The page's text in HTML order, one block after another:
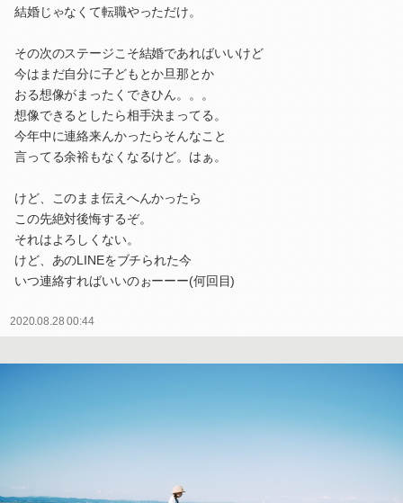
結婚じゃなくて転職やっただけ。
その次のステージこそ結婚であればいいけど
今はまだ自分に子どもとか旦那とか
おる想像がまったくできひん。。。
想像できるとしたら相手決まってる。
今年中に連絡来んかったらそんなこと
言ってる余裕もなくなるけど。はぁ。
けど、このまま伝えへんかったら
この先絶対後悔するぞ。
それはよろしくない。
けど、あのLINEをブチられた今
いつ連絡すればいいのぉーーー(何回目)
2020.08.28 00:44